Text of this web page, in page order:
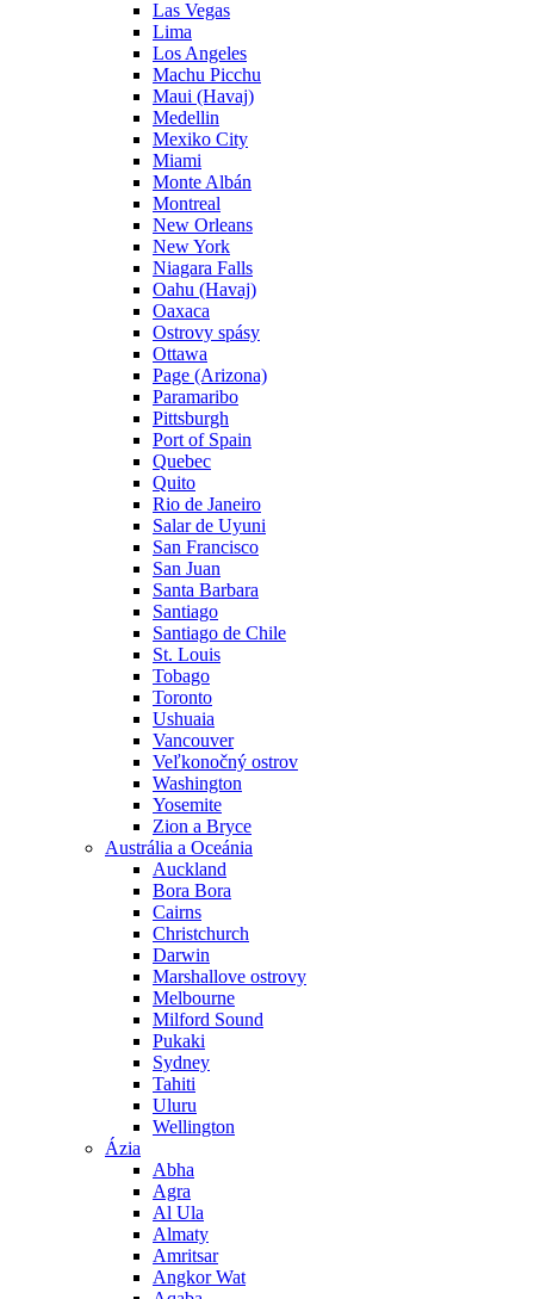
Las Vegas
Lima
Los Angeles
Machu Picchu
Maui (Havaj)
Medellin
Mexiko City
Miami
Monte Albán
Montreal
New Orleans
New York
Niagara Falls
Oahu (Havaj)
Oaxaca
Ostrovy spásy
Ottawa
Page (Arizona)
Paramaribo
Pittsburgh
Port of Spain
Quebec
Quito
Rio de Janeiro
Salar de Uyuni
San Francisco
San Juan
Santa Barbara
Santiago
Santiago de Chile
St. Louis
Tobago
Toronto
Ushuaia
Vancouver
Veľkonočný ostrov
Washington
Yosemite
Zion a Bryce
Austrália a Oceánia
Auckland
Bora Bora
Cairns
Christchurch
Darwin
Marshallove ostrovy
Melbourne
Milford Sound
Pukaki
Sydney
Tahiti
Uluru
Wellington
Ázia
Abha
Agra
Al Ula
Almaty
Amritsar
Angkor Wat